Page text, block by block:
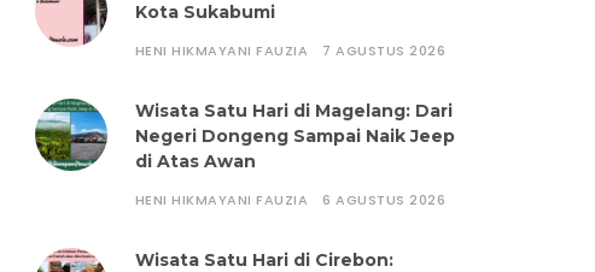
Kota Sukabumi
HENI HIKMAYANI FAUZIA 7 AGUSTUS 2026
Wisata Satu Hari di Magelang: Dari
Negeri Dongeng Sampai Naik Jeep
di Atas Awan
HENI HIKMAYANI FAUZIA 6 AGUSTUS 2026
Wisata Satu Hari di Cirebon: